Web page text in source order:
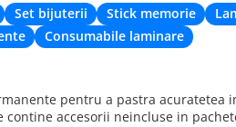
Set bijuterii Stick memorie
Consumabile laminare
pentru a pastra
contine accesorii neincluse in